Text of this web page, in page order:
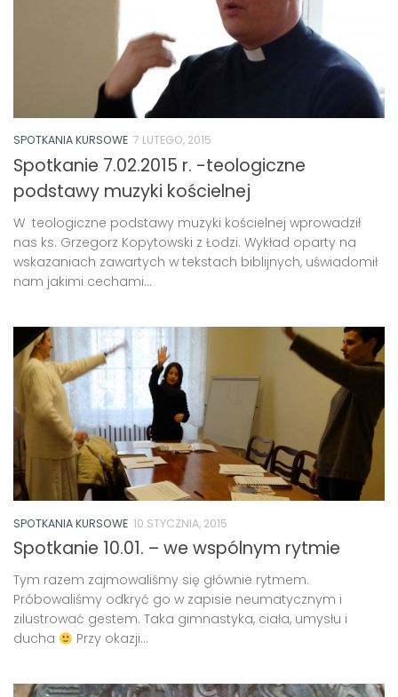
SPOTKANIA KURSOWE 7 LUTEGO, 2015
Spotkanie 7.02.2015 r. -teologiczne
podstawy muzyki kościelnej
W teologiczne podstawy muzyki kościelnej wprowadził
nas ks. Grzegorz Kopytowski z Łodzi. Wykład oparty na
wskazaniach zawartych w tekstach biblijnych, uświadomił
nam jakimi cechami...
SPOTKANIA KURSOWE 10 STYCZNIA, 2015
Spotkanie 10.01. – we wspólnym rytmie
Tym razem zajmowaliśmy się głównie rytmem.
Próbowaliśmy odkryć go w zapisie neumatycznym i
zilustrować gestem. Taka gimnastyka, ciała, umysłu i
ducha
Przy okazji...